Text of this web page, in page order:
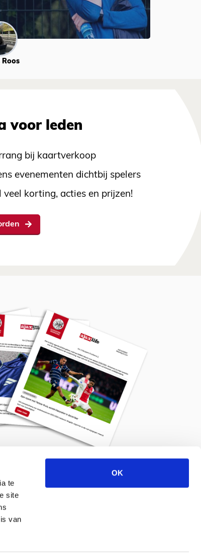
te
site
van
OK
Roos
voor leden
bij kaartverkoop
evenementen dichtbij spelers
veel korting, acties en prijzen!
Meld je aan voor de nieuwsbrief